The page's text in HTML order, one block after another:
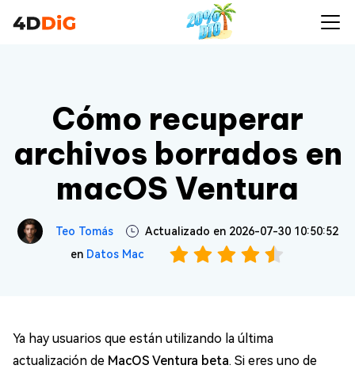
Cómo recuperar
archivos borrados en
macOS Ventura
Teo Tomás
Actualizado en 2026-07-30 10:50:52
en Datos Mac
Ya hay usuarios que están utilizando la última
actualización de MacOS Ventura beta. Si eres uno de